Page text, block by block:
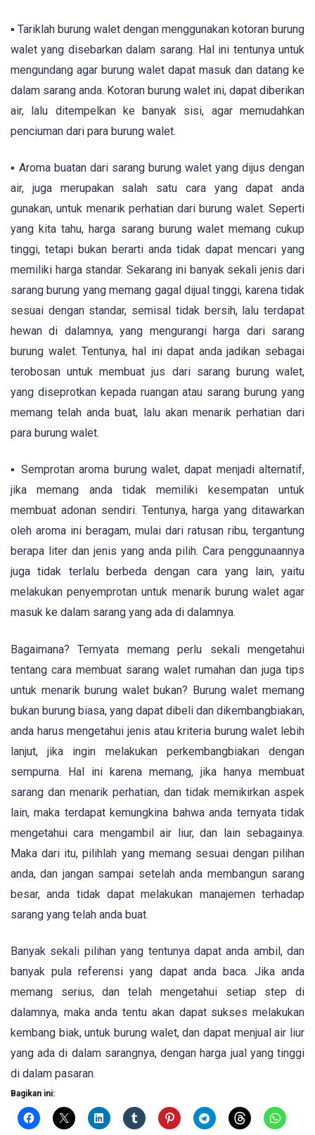
▪ Tariklah burung walet dengan menggunakan kotoran burung
walet yang disebarkan dalam sarang. Hal ini tentunya untuk
mengundang agar burung walet dapat masuk dan datang ke
dalam sarang anda. Kotoran burung walet ini, dapat diberikan
air, lalu ditempelkan ke banyak sisi, agar memudahkan
penciuman dari para burung walet.
▪ Aroma buatan dari sarang burung walet yang dijus dengan
air, juga merupakan salah satu cara yang dapat anda
gunakan, untuk menarik perhatian dari burung walet. Seperti
yang kita tahu, harga sarang burung walet memang cukup
tinggi, tetapi bukan berarti anda tidak dapat mencari yang
memiliki harga standar. Sekarang ini banyak sekali jenis dari
sarang burung yang memang gagal dijual tinggi, karena tidak
sesuai dengan standar, semisal tidak bersih, lalu terdapat
hewan di dalamnya, yang mengurangi harga dari sarang
burung walet. Tentunya, hal ini dapat anda jadikan sebagai
terobosan untuk membuat jus dari sarang burung walet,
yang diseprotkan kepada ruangan atau sarang burung yang
memang telah anda buat, lalu akan menarik perhatian dari
para burung walet.
▪ Semprotan aroma burung walet, dapat menjadi alternatif,
jika memang anda tidak memiliki kesempatan untuk
membuat adonan sendiri. Tentunya, harga yang ditawarkan
oleh aroma ini beragam, mulai dari ratusan ribu, tergantung
berapa liter dan jenis yang anda pilih. Cara penggunaannya
juga tidak terlalu berbeda dengan cara yang lain, yaitu
melakukan penyemprotan untuk menarik burung walet agar
masuk ke dalam sarang yang ada di dalamnya.
Bagaimana? Ternyata memang perlu sekali mengetahui
tentang cara membuat sarang walet rumahan dan juga tips
untuk menarik burung walet bukan? Burung walet memang
bukan burung biasa, yang dapat dibeli dan dikembangbiakan,
anda harus mengetahui jenis atau kriteria burung walet lebih
lanjut, jika ingin melakukan perkembangbiakan dengan
sempurna. Hal ini karena memang, jika hanya membuat
sarang dan menarik perhatian, dan tidak memikirkan aspek
lain, maka terdapat kemungkina bahwa anda ternyata tidak
mengetahui cara mengambil air liur, dan lain sebagainya.
Maka dari itu, pilihlah yang memang sesuai dengan pilihan
anda, dan jangan sampai setelah anda membangun sarang
besar, anda tidak dapat melakukan manajemen terhadap
sarang yang telah anda buat.
Banyak sekali pilihan yang tentunya dapat anda ambil, dan
banyak pula referensi yang dapat anda baca. Jika anda
memang serius, dan telah mengetahui setiap step di
dalamnya, maka anda tentu akan dapat sukses melakukan
kembang biak, untuk burung walet, dan dapat menjual air liur
yang ada di dalam sarangnya, dengan harga jual yang tinggi
di dalam pasaran.
Bagikan ini: